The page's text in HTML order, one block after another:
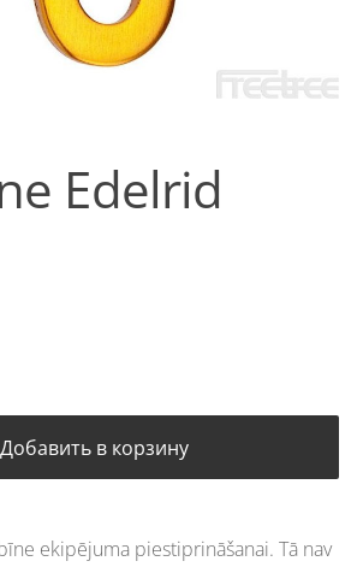
Edelrid
Добавить в корзину
ekipējuma piestiprināšanai. Tā nav